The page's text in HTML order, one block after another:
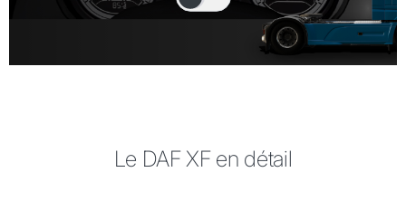
Le DAF XF en détail